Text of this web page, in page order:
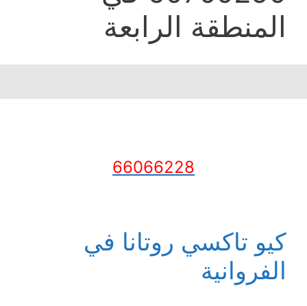
المنطقة الرابعة
66066228
كيو تاكسي روتانا في
الفروانية